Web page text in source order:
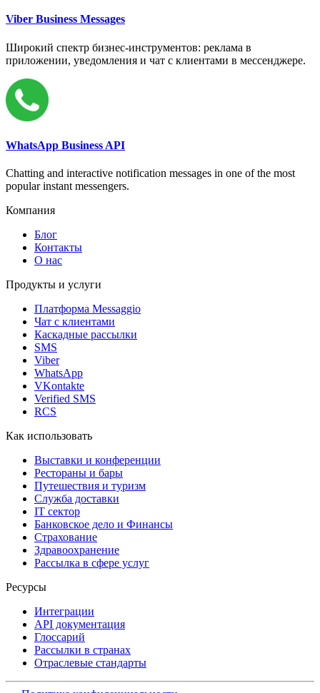
Viber Business Messages
Широкий спектр бизнес-инструментов: реклама в
приложении, уведомления и чат с клиентами в мессенджере.
WhatsApp Business API
Chatting and interactive notification messages in one of the most
popular instant messengers.
Компания
Блог
Контакты
О нас
Продукты и услуги
Платформа Messaggio
Чат с клиентами
Каскадные рассылки
SMS
Viber
WhatsApp
VKontakte
Verified SMS
RCS
Как использовать
Выставки и конференции
Рестораны и бары
Путешествия и туризм
Служба доставки
IT сектор
Банковское дело и Финансы
Страхование
Здравоохранение
Рассылка в сфере услуг
Ресурсы
Интеграции
API документация
Глоссарий
Рассылки в странах
Отраслевые стандарты